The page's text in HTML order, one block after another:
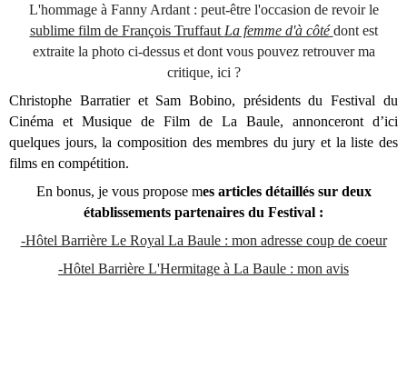
L'hommage à Fanny Ardant : peut-être l'occasion de revoir le
sublime film de François Truffaut La femme d'à côté dont est
extraite la photo ci-dessus et dont vous pouvez retrouver ma
critique, ici ?
Christophe Barratier et Sam Bobino, présidents du Festival du
Cinéma et Musique de Film de La Baule, annonceront d’ici
quelques jours, la composition des membres du jury et la liste des
films en compétition.
En bonus, je vous propose mes articles détaillés sur deux
établissements partenaires du Festival :
-Hôtel Barrière Le Royal La Baule : mon adresse coup de coeur
-Hôtel Barrière L'Hermitage à La Baule : mon avis